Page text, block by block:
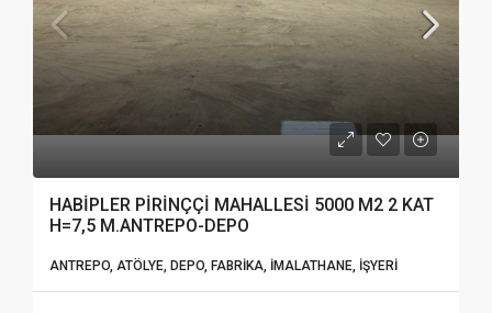
HABİPLER PİRİNÇÇİ MAHALLESİ 5000 M2 2 KAT
H=7,5 M.ANTREPO-DEPO
ANTREPO, ATÖLYE, DEPO, FABRIKA, İMALATHANE, İŞYERI